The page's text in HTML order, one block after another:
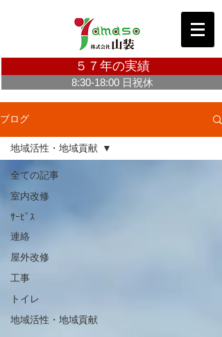
５７年の実績
8:30-18:00 日祝休
ブログ
全ての記事
室内改修
ｻｰﾋﾞｽ
連絡
屋外改修
工事
トイレ
地域活性・地域貢献
地域活性・地域貢献